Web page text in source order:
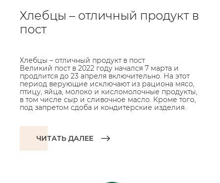
Хлебцы – отличный продукт в
пост
Хлебцы – отличный продукт в пост
Великий пост в 2022 году начался 7 марта и
продлится до 23 апреля включительно. На этот
период верующие исключают из рациона мясо,
птицу, яйца, молоко и кисломолочные продукты,
в том числе сыр и сливочное масло. Кроме того,
под запретом сдоба и кондитерские изделия.
ЧИТАТЬ ДАЛЕЕ